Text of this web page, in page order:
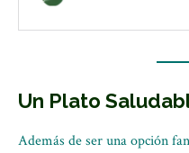
Un Plato
Además de ser una opción